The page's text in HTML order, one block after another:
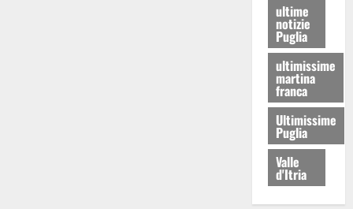
ultime
notizie
Puglia
ultimissime
martina
franca
Ultimissime
Puglia
Valle
d'Itria